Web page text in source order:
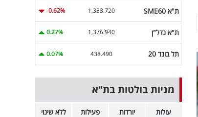
ת"א SME60 1,333.720
-0.62%
ת"א נדל"ן 1,376.940
0.27%
תל בונד 20 438.490
0.07%
מניות בולטות בת"א
עולות יורדות פעילות ללא שינוי